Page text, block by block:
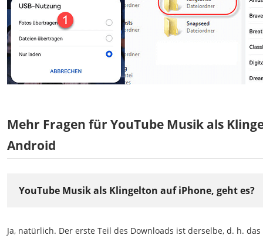
Mehr Fragen für YouTube Musik als
Android
YouTube Musik als Klingelton auf iPhone, geht es?
Ja, natürlich. Der erste Teil des Downloads ist derselbe, d. h.